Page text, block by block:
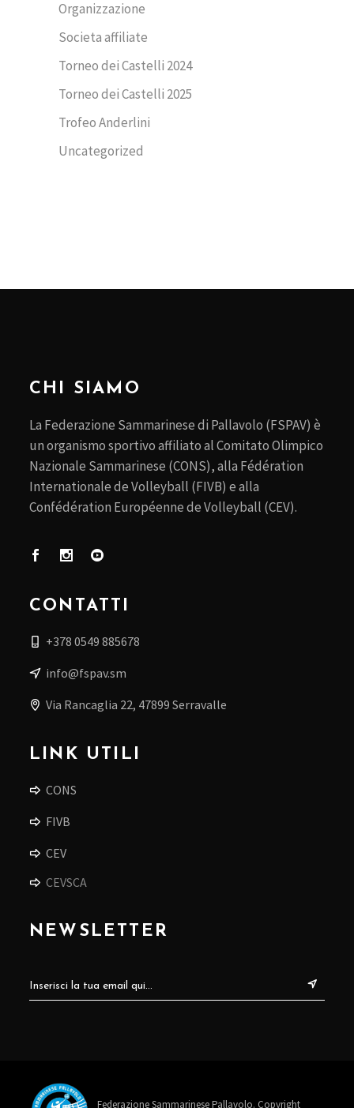
Organizzazione
Societa affiliate
Torneo dei Castelli 2024
Torneo dei Castelli 2025
Trofeo Anderlini
Uncategorized
CHI SIAMO
La Federazione Sammarinese di Pallavolo (FSPAV) è
un organismo sportivo affiliato al Comitato Olimpico
Nazionale Sammarinese (CONS), alla Fédération
Internationale de Volleyball (FIVB) e alla
Confédération Européenne de Volleyball (CEV).
CONTATTI
+378 0549 885678
info@fspav.sm
Via Rancaglia 22, 47899 Serravalle
LINK UTILI
CONS
FIVB
CEV
CEVSCA
NEWSLETTER
Federazione Sammarinese Pallavolo. Copyright